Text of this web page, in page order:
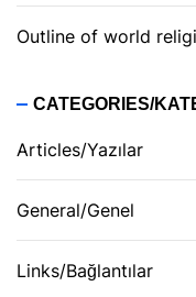
Outline of world
CATEGORIES/
Articles/Yazılar
General/Genel
Links/Bağlantılar